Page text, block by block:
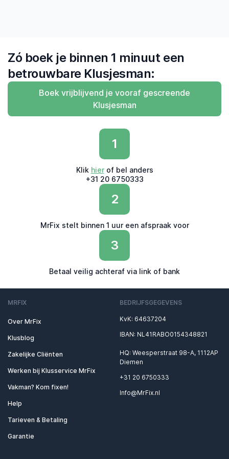
Zó boek je binnen 1 minuut een
betrouwbare Klusjesman:
Boek vrijblijvend je vooraf gescreende
Klusjesman
1
Klik hierof bel anders
+31 20 6750333
2
MrFix stelt binnen 1 uur een afspraak voor
3
Betaal veilig achteraf via link of bank
MRFIX
Over MrFix
Klusblog
Zakelijke Cliënten
Werken bij Klusservice MrFix
Vakman? Kom fixen!
Help
Tarieven & Betaling
Garantie
BEDRIJFSGEGEVENS
KvK: 64637204
IBAN: NL41RABO0154348821
HQ: Weesperstraat 98-A, 1112AP
Diemen
+31 20 6750333
Info@MrFix.nl